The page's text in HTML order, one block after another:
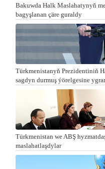
Bakuwda Halk Maslahatynyň
bagyşlanan çäre guraldy
Türkmenistanyň Prezidentiniň
sagdyn durmuş ýörelgesine
Türkmenistan we ABŞ
maslahatlaşdylar